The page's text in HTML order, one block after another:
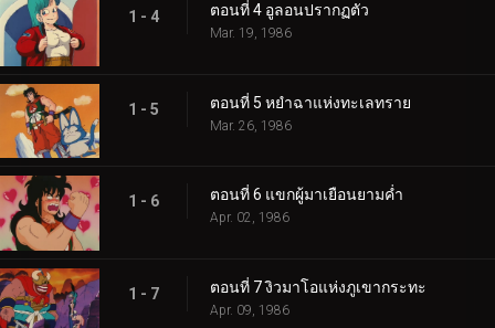
1 - 4 ตอนที่ 4 อูลอนปรากฏตัว
Mar. 19, 1986
1 - 5 ตอนที่ 5 หยำฉาแห่งทะเลทราย
Mar. 26, 1986
1 - 6 ตอนที่ 6 แขกผู้มาเยือนยามค่ำ
Apr. 02, 1986
1 - 7 ตอนที่ 7 งิวมาโอแห่งภูเขากระทะ
Apr. 09, 1986